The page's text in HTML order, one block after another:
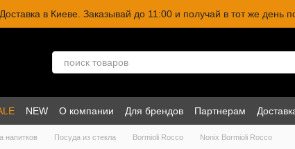
Доставка в Киеве. Заказывай до 11:00 и получай в тот же
NEW О компании Для брендов Партнерам
напитков Посуда из стекла Bormioli Rocco Nonix Bormioli Rocco